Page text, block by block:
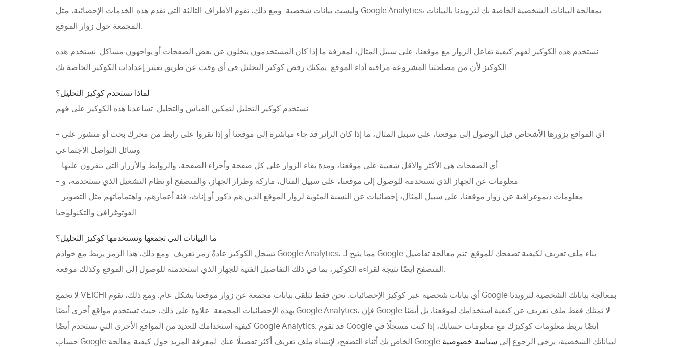
وليست بيانات شخصية. ومع ذلك، تقوم الأطراف الثالثة التي تقدم هذه الخدمات الإحصائية، مثل Google Analytics، بمعالجة البيانات الشخصية الخاصة بك لتزويدنا بالبيانات
المجمعة حول زوار الموقع.
نستخدم هذه الكوكيز لفهم كيفية تفاعل الزوار مع موقعنا، على سبيل المثال، لمعرفة ما إذا كان المستخدمون يتخلون عن بعض الصفحات أو يواجهون مشاكل. نستخدم هذه
الكوكيز لأن من مصلحتنا المشروعة مراقبة أداء الموقع. يمكنك رفض كوكيز التحليل في أي وقت عن طريق تغيير إعدادات الكوكيز الخاصة بك.
لماذا نستخدم كوكيز التحليل؟
نستخدم كوكيز التحليل لتمكين القياس والتحليل. تساعدنا هذه الكوكيز على فهم:
- أي المواقع يزورها الأشخاص قبل الوصول إلى موقعنا، على سبيل المثال، ما إذا كان الزائر قد جاء مباشرة إلى موقعنا أو إذا نقروا على رابط من محرك بحث أو منشور على
وسائل التواصل الاجتماعي
- أي الصفحات هي الأكثر والأقل شعبية على موقعنا، ومدة بقاء الزوار على كل صفحة وأجزاء الصفحة، والروابط والأزرار التي ينقرون عليها
- معلومات عن الجهاز الذي تستخدمه للوصول إلى موقعنا، على سبيل المثال، ماركة وطراز الجهاز، والمتصفح أو نظام التشغيل الذي تستخدمه، و
- معلومات ديموغرافية عن زوار موقعنا، على سبيل المثال، إحصائيات عن النسبة المئوية لزوار الموقع الذين هم ذكور أو إناث، فئة أعمارهم، واهتماماتهم مثل التصوير
الفوتوغرافي والتكنولوجيا.
ما البيانات التي تجمعها وتستخدمها كوكيز التحليل؟
تسجل الكوكيز عادةً رمز تعريف. ومع ذلك، هذا الرمز يربط مع خوادم Google Analytics، مما يتيح لـ Google بناء ملف تعريف لكيفية تصفحك للموقع. تتم معالجة تفاصيل
المتصفح أيضًا نتيجة لقراءة الكوكيز، بما في ذلك التفاصيل الفنية للجهاز الذي استخدمته للوصول إلى الموقع وكذلك موقعه.
لا تجمع VEICHI أي بيانات شخصية عبر كوكيز الإحصائيات. نحن فقط نتلقى بيانات مجمعة عن زوار موقعنا بشكل عام. ومع ذلك، تقوم Google بمعالجة بياناتك الشخصية لتزويدنا
بهذه الإحصائيات المجمعة. علاوة على ذلك، حيث تستخدم مواقع أخرى أيضًا Google Analytics، فإن Google لا تمتلك فقط ملف تعريف عن كيفية استخدامك لموقعنا، بل أيضًا
كيفية استخدامك للعديد من المواقع الأخرى التي تستخدم أيضًا Google Analytics. قد تقوم Google أيضًا بربط معلومات كوكيزك مع معلومات حسابك، إذا كنت مسجلًا في
حساب Google الخاص بك أثناء التصفح، لإنشاء ملف تعريف أكثر تفصيلًا عنك. لمعرفة المزيد حول كيفية معالجة Google لبياناتك الشخصية، يرجى الرجوع إلى سياسة خصوصية